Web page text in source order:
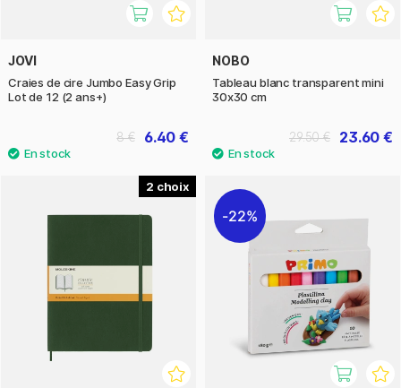
JOVI
Craies de cire Jumbo Easy Grip
Lot de 12 (2 ans+)
6.40 €
8 €
NOBO
Tableau blanc transparent mini
30x30 cm
23.60 €
29.50 €
2
22%